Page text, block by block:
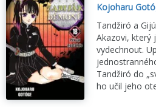
Kojoharu
Tandžiró a
Akazovi, který
vydechnout.
Tandžiró do
ho učil jeho